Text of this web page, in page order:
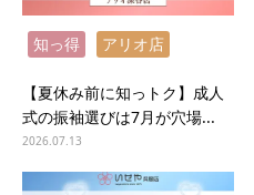
知っ得 アリオ店
【夏休み前に知っトク】成人
式の振袖選びは7月が穴場...
2026.07.13